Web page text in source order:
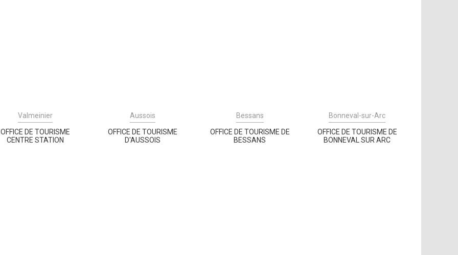
Valmeinier
OFFICE DE TOURISME
CENTRE STATION
Aussois
OFFICE DE TOURISME
D'AUSSOIS
Bessans
OFFICE DE TOURISME DE
BESSANS
Bonneval-sur-Arc
OFFICE DE TOURISME DE
BONNEVAL SUR ARC